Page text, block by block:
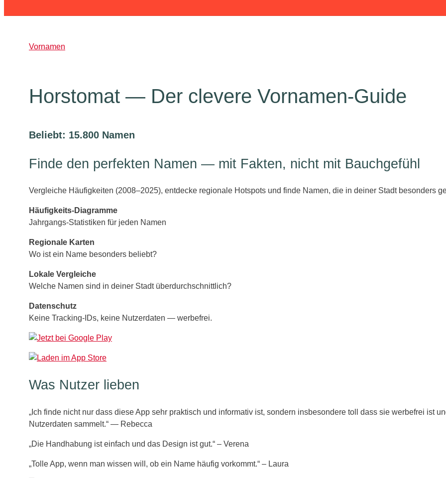
Vornamen
Horstomat — Der clevere Vornamen‑Guide
Beliebt: 15.800 Namen
Finde den perfekten Namen — mit Fakten, nicht mit Bauchgefühl
Vergleiche Häufigkeiten (2008–2025), entdecke regionale Hotspots und finde Namen, die in deiner Stadt besonders
Häufigkeits‑Diagramme
Jahrgangs‑Statistiken für jeden Namen
Regionale Karten
Wo ist ein Name besonders beliebt?
Lokale Vergleiche
Welche Namen sind in deiner Stadt überdurchschnittlich?
Datenschutz
Keine Tracking‑IDs, keine Nutzerdaten — werbefrei.
Was Nutzer lieben
„Ich finde nicht nur dass diese App sehr praktisch und informativ ist, sondern insbesondere toll dass sie werbefrei ist
Nutzerdaten sammelt.“ — Rebecca
„Die Handhabung ist einfach und das Design ist gut.“ – Verena
„Tolle App, wenn man wissen will, ob ein Name häufig vorkommt.“ – Laura